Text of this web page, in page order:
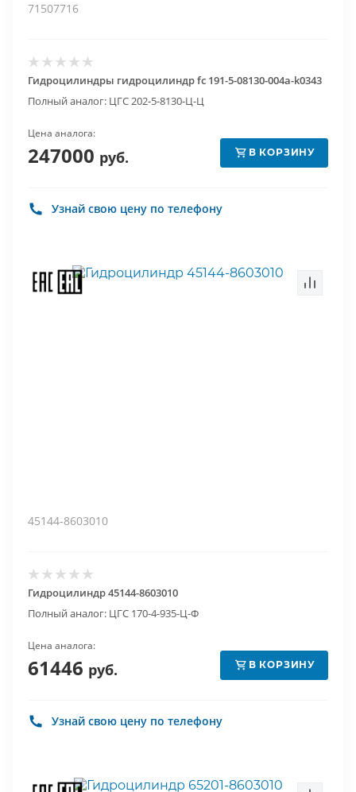
71507716
Гидроцилиндры гидроцилиндр fc 191-5-08130-004a-k0343
Полный аналог: ЦГС 202-5-8130-Ц-Ц
Цена аналога:
247000 руб. В КОРЗИНУ
Узнай свою цену по телефону
45144-8603010
Гидроцилиндр 45144-8603010
Полный аналог: ЦГС 170-4-935-Ц-Ф
Цена аналога:
61446 руб. В КОРЗИНУ
Узнай свою цену по телефону